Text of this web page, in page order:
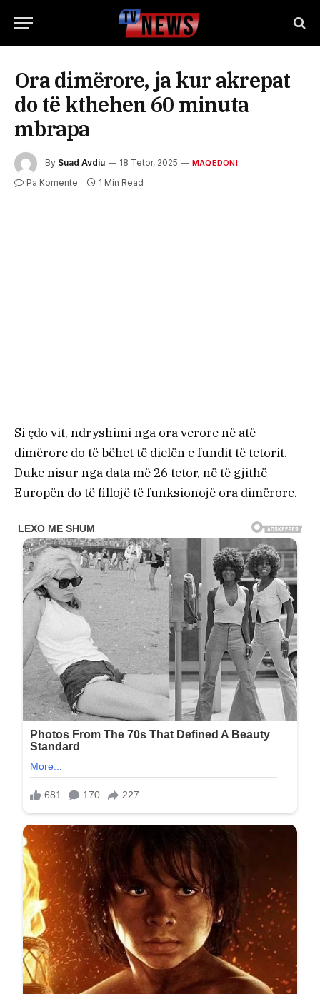
Ora dimërore, ja kur akrepat
do të kthehen 60 minuta
mbrapa
By Suad Avdiu 18 Tetor, 2025 MAQEDONI
Pa Komente 1 Min Read
Si çdo vit, ndryshimi nga ora verore në atë
dimërore do të bëhet të dielën e fundit të tetorit.
Duke nisur nga data më 26 tetor, në të gjithë
Europën do të fillojë të funksionojë ora dimërore.